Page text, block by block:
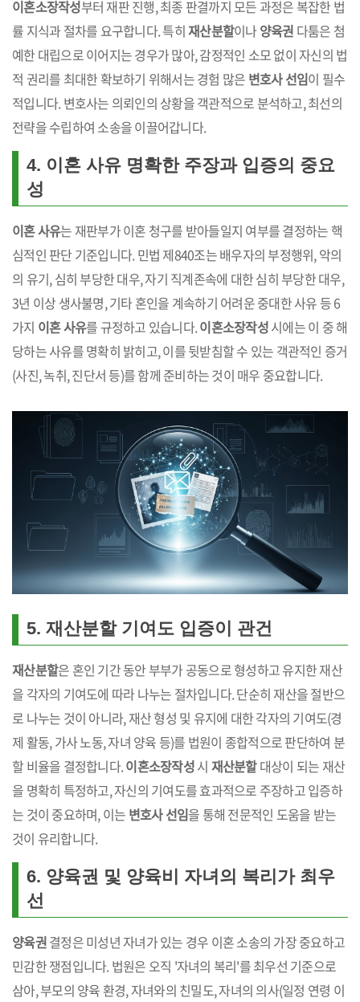
이혼소장작성부터 재판 진행, 최종 판결까지 모든 과정은 복잡한 법
률 지식과 절차를 요구합니다. 특히재산분할이나 양육권 다툼은 첨
예한 대립으로 이어지는 경우가 많아, 감정적인 소모 없이 자신의 법
적 권리를 최대한 확보하기 위해서는 경험 많은 변호사 선임이 필수
적입니다. 변호사는 의뢰인의 상황을 객관적으로 분석하고, 최선의
전략을 수립하여 소송을 이끌어갑니다.
4. 이혼 사유 명확한 주장과 입증의 중요
성
이혼 사유는 재판부가 이혼 청구를 받아들일지 여부를 결정하는 핵
심적인 판단 기준입니다. 민법 제840조는 배우자의 부정행위, 악의
의 유기, 심히 부당한 대우, 자기 직계존속에 대한 심히 부당한 대우,
3년 이상 생사불명, 기타 혼인을 계속하기 어려운 중대한 사유 등 6
가지 이혼 사유를 규정하고 있습니다.이혼소장작성시에는 이 중 해
당하는 사유를 명확히 밝히고, 이를 뒷받침할 수 있는 객관적인 증거
(사진, 녹취, 진단서 등)를 함께 준비하는 것이 매우 중요합니다.
5. 재산분할 기여도 입증이 관건
재산분할은 혼인 기간 동안 부부가 공동으로 형성하고 유지한 재산
을 각자의 기여도에 따라 나누는 절차입니다. 단순히 재산을 절반으
로 나누는 것이 아니라, 재산 형성 및 유지에 대한 각자의 기여도(경
제 활동, 가사 노동, 자녀 양육 등)를 법원이 종합적으로 판단하여 분
할 비율을 결정합니다.이혼소장작성시 재산분할대상이 되는 재산
을 명확히 특정하고, 자신의 기여도를 효과적으로 주장하고 입증하
는 것이 중요하며, 이는 변호사 선임을 통해 전문적인 도움을 받는
것이 유리합니다.
6. 양육권 및 양육비 자녀의 복리가 최우
선
양육권결정은 미성년 자녀가 있는 경우 이혼 소송의 가장 중요하고
민감한 쟁점입니다. 법원은 오직 '자녀의 복리'를 최우선 기준으로
삼아, 부모의 양육 환경, 자녀와의 친밀도, 자녀의 의사(일정 연령 이